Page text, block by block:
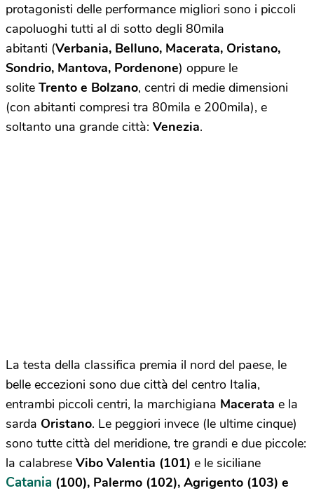
protagonisti delle performance migliori sono i piccoli
capoluoghi tutti al di sotto degli 80mila
abitanti (Verbania, Belluno, Macerata, Oristano,
Sondrio, Mantova, Pordenone) oppure le
solite Trento e Bolzano, centri di medie dimensioni
(con abitanti compresi tra 80mila e 200mila), e
soltanto una grande città: Venezia.
La testa della classifica premia il nord del paese, le
belle eccezioni sono due città del centro Italia,
entrambi piccoli centri, la marchigiana Macerata e la
sarda Oristano. Le peggiori invece (le ultime cinque)
sono tutte città del meridione, tre grandi e due piccole:
la calabrese Vibo Valentia (101) e le siciliane
Catania (100), Palermo (102), Agrigento (103) e